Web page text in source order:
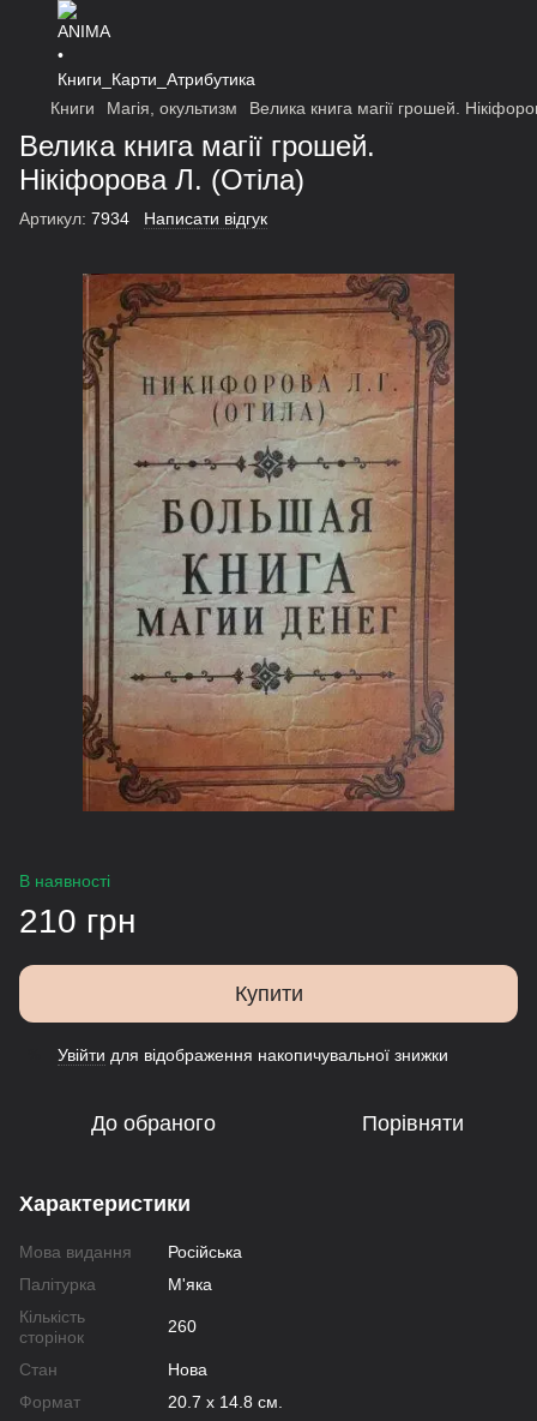
Книги Магія, окультизм Велика книга магії грошей.
Велика книга магії грошей.
Нікіфорова Л. (Отіла)
Артикул: 7934 Написати відгук
В наявності
210 грн
Купити
Увійти для відображення накопичувальної знижки
До обраного Порівняти
Характеристики
Мова видання
Російська
Палітурка
М'яка
Кількість
сторінок
260
Стан
Нова
Формат
20.7 х 14.8 см.